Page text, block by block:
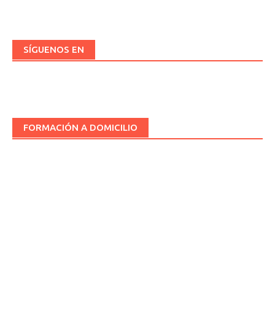
SÍGUENOS EN
FORMACIÓN A DOMICILIO